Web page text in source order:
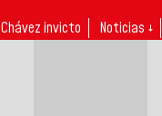
Chávez invicto Noticias ↓